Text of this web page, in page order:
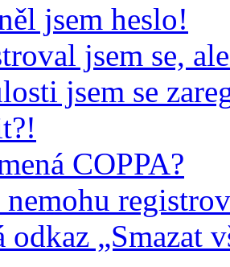
jsem heslo!
jsem se,
jsem se
COPPA?
nemohu
odkaz „Smazat